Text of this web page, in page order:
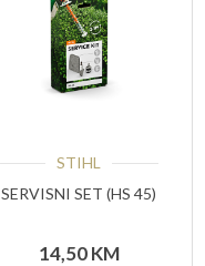
STIHL
SERVISNI SET (HS 45)
14,50KM